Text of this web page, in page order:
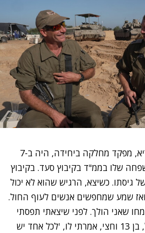
סרן (במיל') דני לוריא, מפקד מחלקה ביחידה, היה ב-7
שלו בממ"ד בקיבוץ סעד. בקיבוץ
גיסתו. כשיצא, הרגיש שהוא לא יכול
שמע שמחפשים אנשים לעוף החול.
שאני הולך. לפני שיצאתי תפסתי
את הבן שלי הגדול, בן 13 וחצי, אמרתי לו, 'לכל אחד יש